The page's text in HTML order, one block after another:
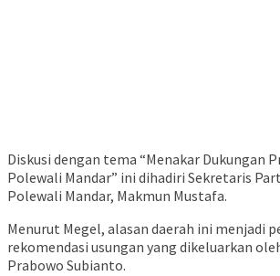
Diskusi dengan tema “Menakar Dukungan
Polewali Mandar” ini dihadiri Sekretaris
Polewali Mandar, Makmun Mustafa.
Menurut Megel, alasan daerah ini menjadi
rekomendasi usungan yang dikeluarkan
Prabowo Subianto.